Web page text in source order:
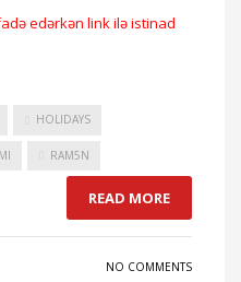
edərkən link ilə istinad
HOLIDAYS
RAM5N
READ MORE
NO COMMENTS